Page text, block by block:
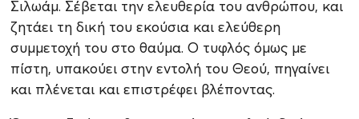
Σιλωάμ. Σέβεται την ελευθερία του ανθρώπου, και
ζητάει τη δική του εκούσια και ελεύθερη
συμμετοχή του στο θαύμα. Ο τυφλός όμως με
πίστη, υπακούει στην εντολή του Θεού, πηγαίνει
και πλένεται και επιστρέφει βλέποντας.